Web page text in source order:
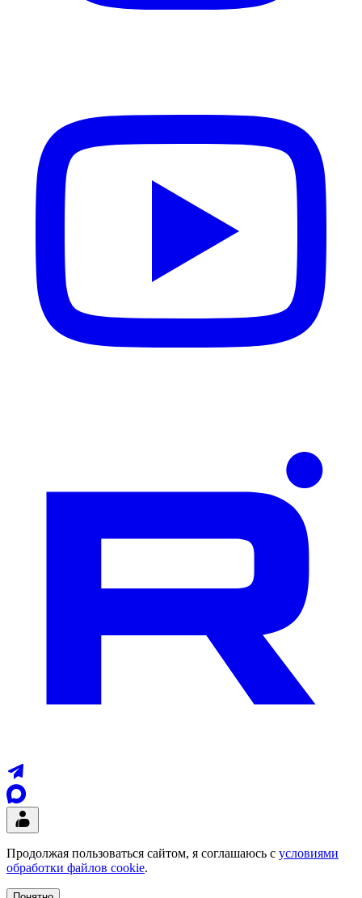
Продолжая пользоваться сайтом, я соглашаюсь с условиями
обработки файлов cookie.